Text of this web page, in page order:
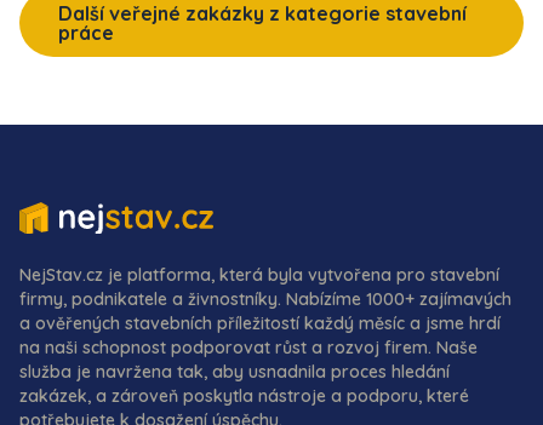
Další veřejné zakázky z kategorie stavební
práce
NejStav.cz je platforma, která byla vytvořena pro stavební
firmy, podnikatele a živnostníky. Nabízíme 1000+ zajímavých
a ověřených stavebních příležitostí každý měsíc a jsme hrdí
na naši schopnost podporovat růst a rozvoj firem. Naše
služba je navržena tak, aby usnadnila proces hledání
zakázek, a zároveň poskytla nástroje a podporu, které
potřebujete k dosažení úspěchu.